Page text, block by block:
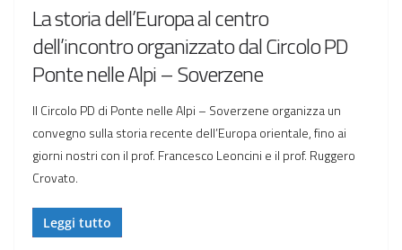
La storia dell’Europa al centro
dell’incontro organizzato dal Circolo PD
Ponte nelle Alpi – Soverzene
Il Circolo PD di Ponte nelle Alpi – Soverzene organizza un
convegno sulla storia recente dell’Europa orientale, fino ai
giorni nostri con il prof. Francesco Leoncini e il prof. Ruggero
Crovato.
Leggi tutto